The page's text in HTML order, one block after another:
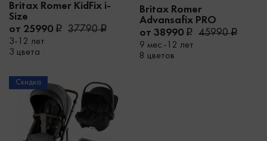
Britax Romer KidFix i-
Size
от 25990
37790
3-12 лет
3 цвета
Britax Romer
Advansafix PRO
от 38990
45990
9 мес.-12 лет
8 цветов
Скидка